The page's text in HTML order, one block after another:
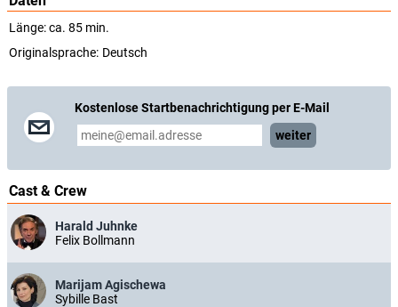
Länge: ca. 85 min.
Originalsprache: Deutsch
Kostenlose Startbenachrichtigung per E-Mail
weiter
Cast & Crew
Harald Juhnke
Felix Bollmann
Marijam Agischewa
Sybille Bast